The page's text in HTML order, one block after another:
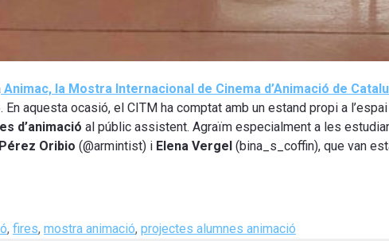
Animac, la Mostra Internacional de Cinema d’Animació de
aquesta ocasió, el CITM ha comptat amb un estand propi a l’espai
d’animació al públic assistent. Agraïm especialment a les
Oribio (@armintist) i Elena Vergel (bina_s_coffin), que van
, fires, mostra animació, projectes alumnes animació